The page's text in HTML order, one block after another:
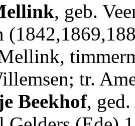
, geb.
tr.
Beekhof,